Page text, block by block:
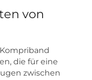
von
die für eine
zwischen